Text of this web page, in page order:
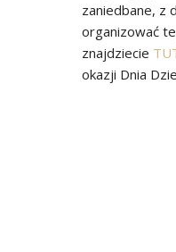
zaniedbane, z
organizować
znajdziecie
okazji Dnia